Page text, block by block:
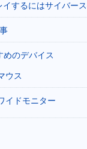
するにはサイバー
めのデバイス
ウス
イドモニター